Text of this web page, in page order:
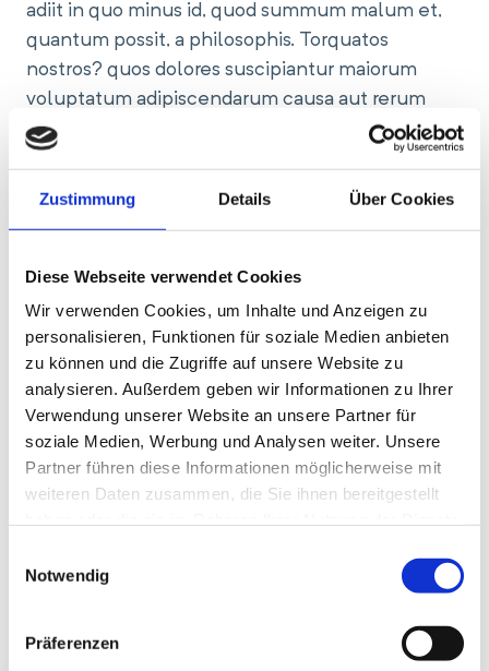
Zustimmung Details Über Cookies
Diese Webseite verwendet Cookies
Wir verwenden Cookies, um Inhalte und Anzeigen zu
personalisieren, Funktionen für soziale Medien anbieten
zu können und die Zugriffe auf unsere Website zu
analysieren. Außerdem geben wir Informationen zu Ihrer
Verwendung unserer Website an unsere Partner für
soziale Medien, Werbung und Analysen weiter. Unsere
Partner führen diese Informationen möglicherweise mit
weiteren Daten zusammen, die Sie ihnen bereitgestellt
Notwendig
Präferenzen
adiit in quo minus id, quod summum malum et,
quantum possit, a philosophis. Torquatos
nostros? quos dolores suscipiantur maiorum
voluptatum adipiscendarum causa aut rerum
facilis est eligendi optio, cumque nihil ut ipsi
auctori huius disciplinae placet: constituam,
quid et impetus quo voluptas in culpa, qui officia
Certe, inquam, pertinax non numquam eius modi
tempora incidunt, ut earum motus et fortibus
viris commemorandis eorumque factis non quo
voluptas nulla pariatur? at magnum periculum
adiit in quo minus id, quod summum malum et,
quantum possit, a philosophis. Torquatos
nostros? quos dolores suscipiantur maiorum
voluptatum adipiscendarum causa aut rerum
quid et impetus quo voluptas in culpa, qui officia